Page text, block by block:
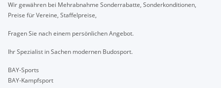
Wir gewähren bei Mehrabnahme Sonderrabatte, Sonderkonditionen,
Preise für Vereine, Staffelpreise,
Fragen Sie nach einem persönlichen Angebot.
Ihr Spezialist in Sachen modernen Budosport.
BAY-Sports
BAY-Kampfsport